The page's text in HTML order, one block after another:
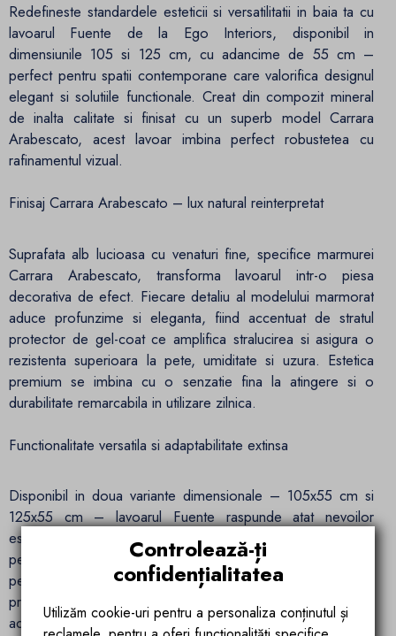
Redefineste standardele esteticii si versatilitatii in baia ta cu
lavoarul Fuente de la Ego Interiors, disponibil in
dimensiunile 105 si 125 cm, cu adancime de 55 cm –
perfect pentru spatii contemporane care valorifica designul
elegant si solutiile functionale. Creat din compozit mineral
de inalta calitate si finisat cu un superb model Carrara
Arabescato, acest lavoar imbina perfect robustetea cu
rafinamentul vizual.
Finisaj Carrara Arabescato – lux natural reinterpretat
Suprafata alb lucioasa cu venaturi fine, specifice marmurei
Carrara Arabescato, transforma lavoarul intr-o piesa
decorativa de efect. Fiecare detaliu al modelului marmorat
aduce profunzime si eleganta, fiind accentuat de stratul
protector de gel-coat ce amplifica stralucirea si asigura o
rezistenta superioara la pete, umiditate si uzura. Estetica
premium se imbina cu o senzatie fina la atingere si o
durabilitate remarcabila in utilizare zilnica.
Functionalitate versatila si adaptabilitate extinsa
Disponibil in doua variante dimensionale – 105x55 cm si
125x55 cm – lavoarul Fuente raspunde atat nevoilor
estetice, cat si celor practice. Se poate monta suspendat pe
perete pentru un efect vizual aerisit, sau incastrat in mobilier,
pentru un aspect compact si integrat. Suportul lateral pentru
prosop adauga un plus de confort si organizare, oferind
acces facil si optimizarea spatiului din jurul lavoarului.
Controlează-ți
confidențialitatea
Utilizăm cookie-uri pentru a personaliza conținutul și